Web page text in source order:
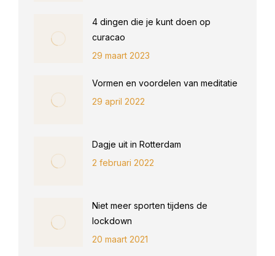
4 dingen die je kunt doen op
curacao
29 maart 2023
Vormen en voordelen van meditatie
29 april 2022
Dagje uit in Rotterdam
2 februari 2022
Niet meer sporten tijdens de
lockdown
20 maart 2021